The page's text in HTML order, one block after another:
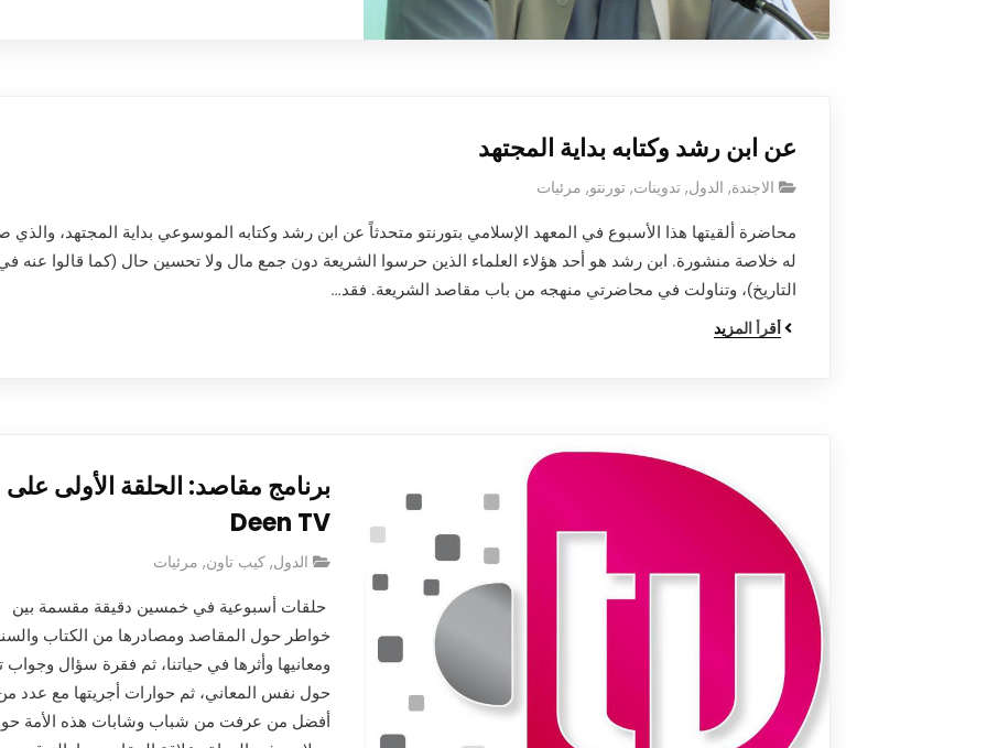
عن ابن رشد وكتابه بداية المجتهد
الاجندة, الدول, تدوينات, تورنتو, مرئيات
محاضرة ألقيتها هذا الأسبوع في المعهد الإسلامي بتورنتو متحدثاً عن ابن رشد وكتابه الموسوعي بداية المجتهد،
له خلاصة منشورة. ابن رشد هو أحد هؤلاء العلماء الذين حرسوا الشريعة دون جمع مال ولا تحسين حال (كما قالوا عنه
التاريخ)، وتناولت في محاضرتي منهجه من باب مقاصد الشريعة. فقد…
أقرأ المزيد
برنامج مقاصد: الحلقة الأولى على
Deen TV
الدول, كيب تاون, مرئيات
حلقات أسبوعية في خمسين دقيقة مقسمة بين
خواطر حول المقاصد ومصادرها من الكتاب
ومعانيها وأثرها في حياتنا، ثم فقرة سؤال وجواب
حول نفس المعاني، ثم حوارات أجريتها مع عدد
أفضل من عرفت من شباب وشابات هذه الأمة